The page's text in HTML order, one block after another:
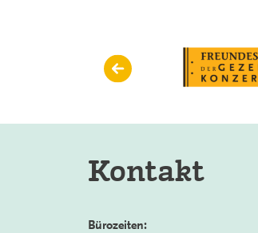
Kontakt
Bürozeiten: